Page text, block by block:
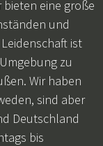
bieten eine große
und
ist
zu
Wir haben
sind aber
Deutschland
bis